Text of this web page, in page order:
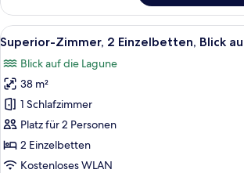
Zimmer,
1 King-
Bett,
Blick
auf
die
Lagune
Alle
Fotos
für
Superior-
Zimmer,
2 Einzelbetten,
Blick
auf
Ein
12
Superior-Zimmer, 2 Einzelbetten, Blick
Blick auf die Lagune
38 m²
1 Schlafzimmer
Platz für 2 Personen
2 Einzelbetten
Kostenloses WLAN